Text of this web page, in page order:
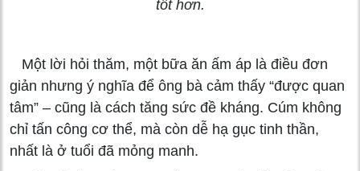
tốt hơn.
Một lời hỏi thăm, một bữa ăn ấm áp là điều đơn
giản nhưng ý nghĩa để ông bà cảm thấy “được quan
tâm” – cũng là cách tăng sức đề kháng. Cúm không
chỉ tấn công cơ thể, mà còn dễ hạ gục tinh thần,
nhất là ở tuổi đã mỏng manh.